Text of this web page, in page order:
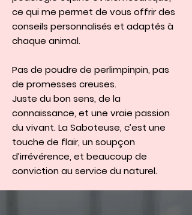
ce qui me permet de vous offrir des
conseils personnalisés et adaptés à
chaque animal.
Pas de poudre de perlimpinpin, pas
de promesses creuses.
Juste du bon sens, de la
connaissance, et une vraie passion
du vivant. La Saboteuse, c’est une
touche de flair, un soupçon
d’irrévérence, et beaucoup de
conviction au service du naturel.